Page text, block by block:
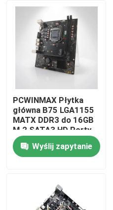
Dom
Filmy
PCWINMAX Płytka
główna B75 LGA1155
MATX DDR3 do 16GB
M.2 SATA3 HD Porty
VGA Płytka
stacjonarna dla
komputerów
Wyślij zapytanie